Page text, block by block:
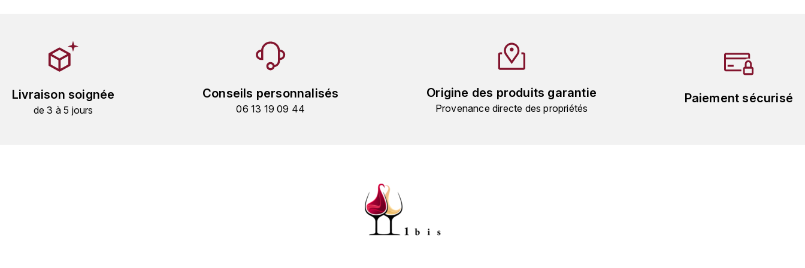
Livraison soignée
de 3 à 5 jours
Conseils personnalisés
06 13 19 09 44
Origine des produits garantie
Provenance directe des propriétés
Paiement sécurisé